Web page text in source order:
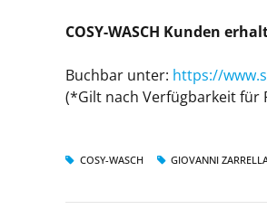
COSY-WASCH Kunden
Buchbar unter: https://
(*Gilt nach Verfügbarkeit für
COSY-WASCH GIOVANNI